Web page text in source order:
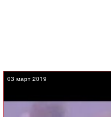
03 март 2019